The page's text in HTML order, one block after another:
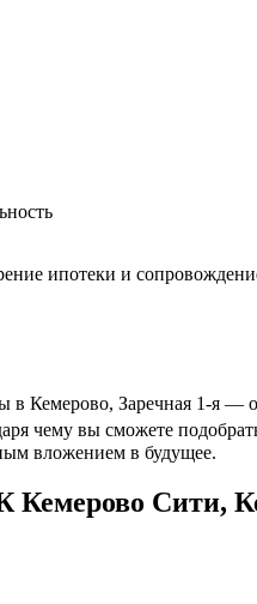
ипотеки и
Кемерово, Заречная 1-я —
чему вы сможете
вложением в будущее.
Сити,